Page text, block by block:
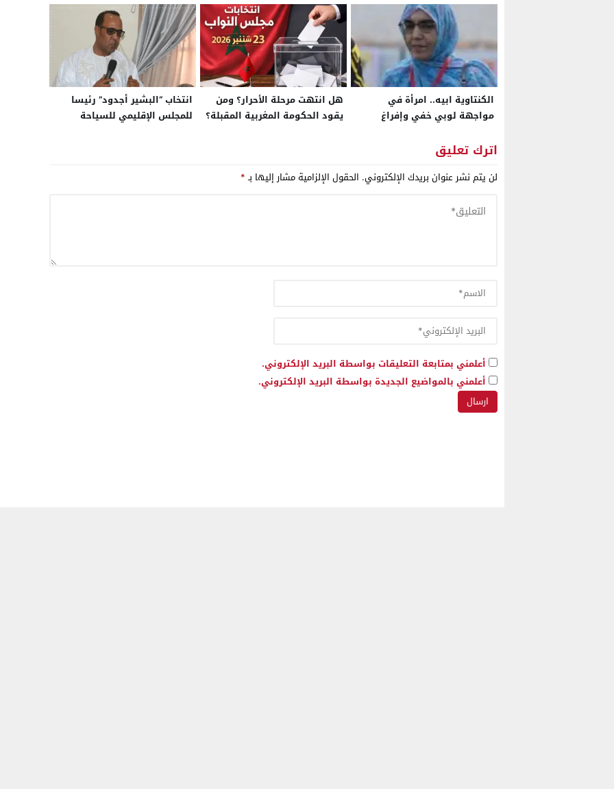
الكنتاوية ابيه.. امرأة في
مواجهة لوبي خفي وإفراغ
ببوجدور
هل انتهت مرحلة الأحرار؟ ومن
يقود الحكومة المغربية المقبلة؟
انتخاب “البشير أجدود” رئيسا
للمجلس الإقليمي للسياحة
اترك تعليق
لن يتم نشر عنوان بريدك الإلكتروني. الحقول الإلزامية مشار إليها بـ*
أعلمني بمتابعة التعليقات بواسطة البريد الإلكتروني.
أعلمني بالمواضيع الجديدة بواسطة البريد الإلكتروني.